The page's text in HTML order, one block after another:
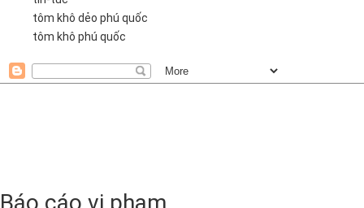
tôm khô dẻo phú quốc
tôm khô phú quốc